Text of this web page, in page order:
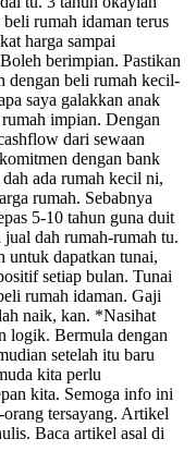
rumah idaman terus
harga sampai
berimpian. Pastikan
dengan beli rumah kecil-
saya galakkan anak
impian. Dengan
dari sewaan
dengan bank
ada rumah kecil ni,
rumah. Sebabnya
5-10 tahun guna duit
dah rumah-rumah tu.
untuk dapatkan tunai,
setiap bulan. Tunai
rumah idaman. Gaji
naik, kan. *Nasihat
logik. Bermula dengan
setelah itu baru
kita perlu
kita. Semoga info ini
tersayang. Artikel
Baca artikel asal di